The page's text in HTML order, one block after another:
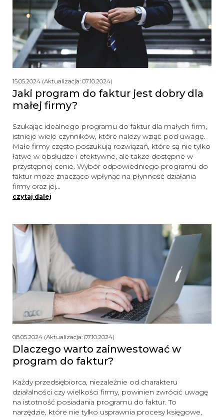
15.05.2024 (Aktualizacja: 07.10.2024)
Jaki program do faktur jest dobry dla
małej firmy?
Szukając idealnego programu do faktur dla małych firm,
istnieje wiele czynników, które należy wziąć pod uwagę.
Małe firmy często poszukują rozwiązań, które są nie tylko
łatwe w obsłudze i efektywne, ale także dostępne w
przystępnej cenie. Wybór odpowiedniego programu do
faktur może znacząco wpłynąć na płynność działania
firmy oraz jej…
czytaj dalej
08.05.2024 (Aktualizacja: 07.10.2024)
Dlaczego warto zainwestować w
program do faktur?
Każdy przedsiębiorca, niezależnie od charakteru
działalności czy wielkości firmy, powinien zwrócić uwagę
na istotność posiadania programu do faktur. To
narzędzie, które nie tylko usprawnia procesy księgowe,